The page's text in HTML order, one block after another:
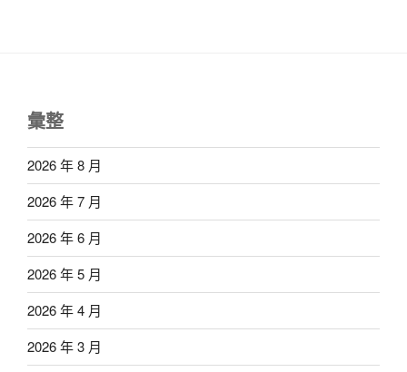
彙整
2026 年 8 月
2026 年 7 月
2026 年 6 月
2026 年 5 月
2026 年 4 月
2026 年 3 月